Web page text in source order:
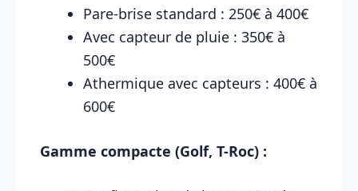
Pare-brise standard : 250€ à 400€
Avec capteur de pluie : 350€ à
500€
Athermique avec capteurs : 400€ à
600€
Gamme compacte (Golf, T-Roc) :